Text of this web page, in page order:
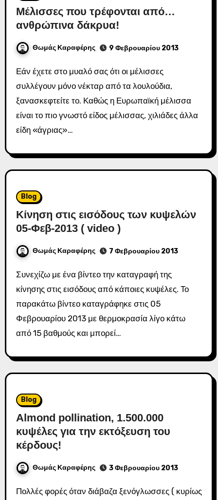
Μέλισσες που τρέφονται από…
ανθρώπινα δάκρυα!
Θωμάς Καραφέρης 9 Φεβρουαρίου 2013
Εάν έχετε στο μυαλό σας ότι οι μέλισσες
συλλέγουν μόνο νέκταρ από τα λουλούδια,
ξανασκεφτείτε το. Καθώς η Ευρωπαϊκή μέλισσα
είναι το πιο γνωστό είδος μέλισσας, χιλιάδες άλλα
είδη «άγριας»…
Blog
Κίνηση στις εισόδους των κυψελών
05-Φεβ-2013 ( video )
Θωμάς Καραφέρης 7 Φεβρουαρίου 2013
Συνεχίζω με ένα βίντεο την καταγραφή της
κίνησης στις εισόδους από κάποιες κυψέλες. Το
παρακάτω βίντεο καταγράφηκε στις 05
Φεβρουαρίου 2013 με θερμοκρασία λίγο κάτω
από 15 βαθμούς και μπορεί…
Blog
Almond pollination, 1.500.000
κυψέλες για την εκτόξευση του
κέρδους!
Θωμάς Καραφέρης 3 Φεβρουαρίου 2013
Πολλές φορές όταν διάβαζα ξενόγλωσσες ( κυρίως